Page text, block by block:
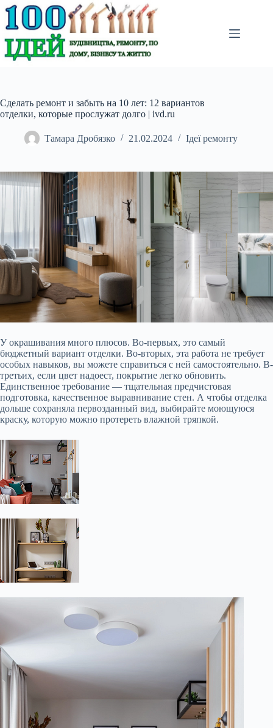
Перейти
до
вмісту
Сделать ремонт и забыть на 10 лет: 12 вариантов
отделки, которые прослужат долго | ivd.ru
Тамара Дробязко 21.02.2024 Ідеї ремонту
У окрашивания много плюсов. Во-первых, это самый
бюджетный вариант отделки. Во-вторых, эта работа не требует
особых навыков, вы можете справиться с ней самостоятельно. В-
третьих, если цвет надоест, покрытие легко обновить.
Единственное требование — тщательная предчистовая
подготовка, качественное выравнивание стен. А чтобы отделка
дольше сохраняла первозданный вид, выбирайте моющуюся
краску, которую можно протереть влажной тряпкой.